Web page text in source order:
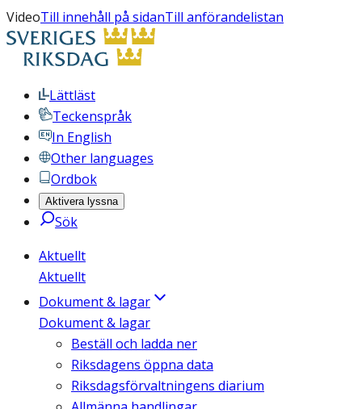
VideoTill innehåll på sidanTill anförandelistan
Lättläst
Teckenspråk
In English
Other languages
Ordbok
Aktivera lyssna
Sök
Aktuellt
Aktuellt
Dokument & lagar
Dokument & lagar
Beställ och ladda ner
Riksdagens öppna data
Riksdagsförvaltningens diarium